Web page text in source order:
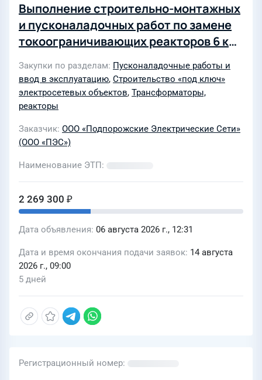
Выполнение строительно-монтажных
и пусконаладочных работ по замене
токоограничивающих реакторов 6 кВ
Закупки по разделам Пусконаладочные работы и
ввод в эксплуатацию, Строительство «под ключ»
электросетевых объектов, Трансформаторы,
реакторы
Заказчик ООО «Подпорожские Электрические Сети»
(ООО «ПЭС»)
Наименование ЭТП
2 269 300 ₽
Дата объявления 06 августа 2026 г., 12:31
Дата и время окончания подачи заявок 14 августа
2026 г., 09:00
5 дней
Регистрационный номер